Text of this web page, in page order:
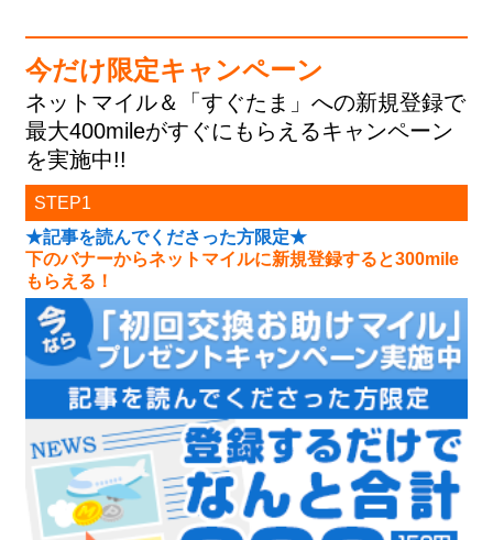
今だけ限定キャンペーン
ネットマイル＆「すぐたま」への新規登録で
最大400mileがすぐにもらえるキャンペーン
を実施中!!
STEP1
★記事を読んでくださった方限定★
下のバナーからネットマイルに新規登録すると300mile
もらえる！